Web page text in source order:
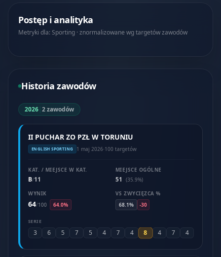
Postęp i analityka
Metryki dla: Sporting · znormalizowane wg targetów zawodów
Historia zawodów
2026|2 zawodów
II PUCHAR ZO PZŁ W TORUNIU
ENGLISH SPORTING 1 maj 2026·100 targetów
KAT. / MIEJSCE W KAT.
B/11
MIEJSCE OGÓLNE
51
(35.9%)
WYNIK
64/100 64.0%
VS ZWYCIĘZCA %
68.1%
-30
SERIE
3 6 5 7 5 4 7 4 8 4 7 4